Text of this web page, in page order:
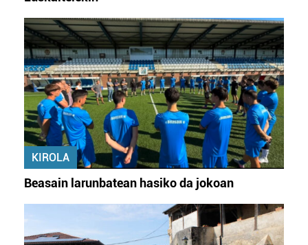
KIROLA
Beasain larunbatean hasiko da jokoan